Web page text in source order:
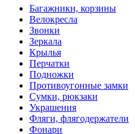
Багажники, корзины
Велокресла
Звонки
Зеркала
Крылья
Перчатки
Подножки
Противоугонные замки
Сумки, рюкзаки
Украшения
Фляги, флягодержатели
Фонари